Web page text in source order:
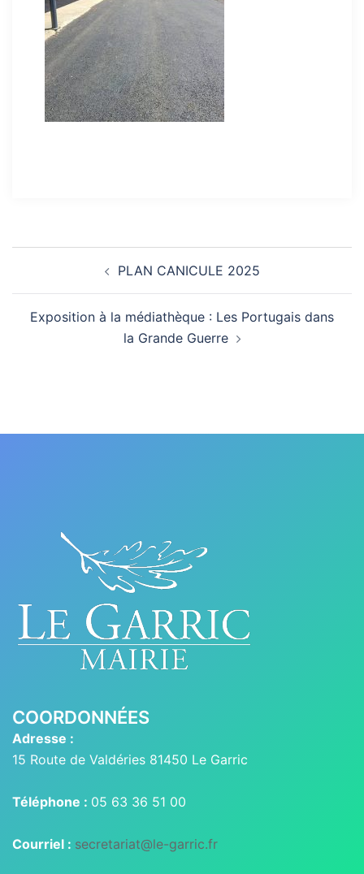
PLAN CANICULE 2025
Exposition à la médiathèque : Les Portugais dans
la Grande Guerre
COORDONNÉES
Adresse :
15 Route de Valdéries 81450 Le Garric
Téléphone : 05 63 36 51 00
Courriel : secretariat@le-garric.fr